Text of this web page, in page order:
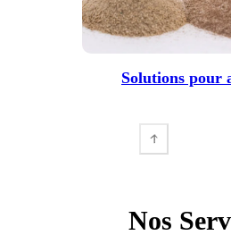
Solutions pour
Nos